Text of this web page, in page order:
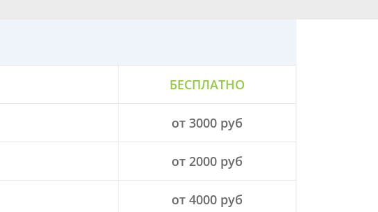
БЕСПЛАТНО
от 3000 руб
от 2000 руб
от 4000 руб